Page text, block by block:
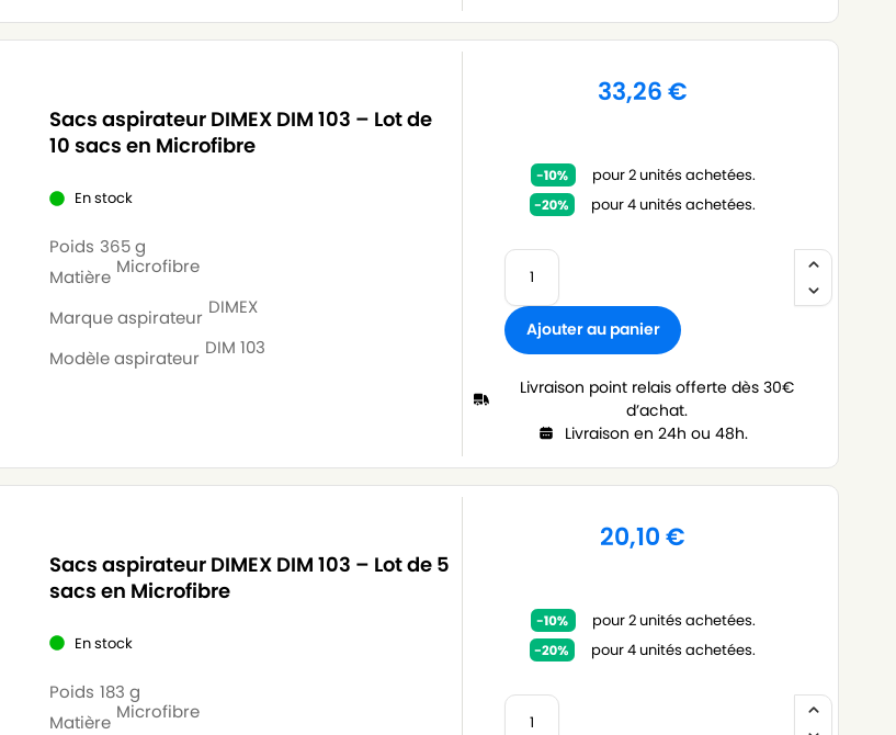
Sacs aspirateur DIMEX DIM 103 – Lot de
10 sacs en Microfibre
En stock
Poids 365 g
Matière Microfibre
Marque aspirateur DIMEX
Modèle aspirateur DIM 103
33,26€
pour 2 unités achetées.
pour 4 unités achetées.
Ajouter au panier
Livraison point relais offerte dès 30€
d’achat.
Livraison en 24h ou 48h.
Sacs aspirateur DIMEX DIM 103 – Lot de 5
sacs en Microfibre
En stock
Poids 183 g
Matière Microfibre
20,10€
pour 2 unités achetées.
pour 4 unités achetées.